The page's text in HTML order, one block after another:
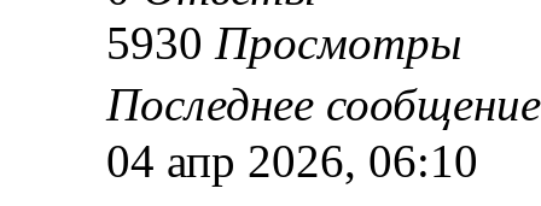
5930 Просмотры
Последнее
04 апр 2026, 06:10